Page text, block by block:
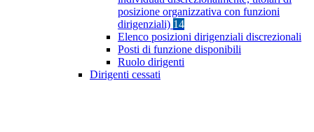
posizione organizzativa con funzioni
dirigenziali) 14
Elenco posizioni dirigenziali discrezionali
Posti di funzione disponibili
Ruolo dirigenti
Dirigenti cessati